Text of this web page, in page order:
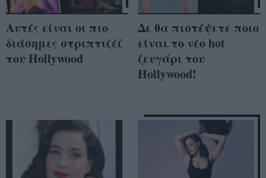
Αυτές είναι οι πιο
διάσημες στριπτιζέζ
του Hollywood
Δε θα πιστέψετε ποιο
είναι το νέο hot
ζευγάρι του
Hollywood!